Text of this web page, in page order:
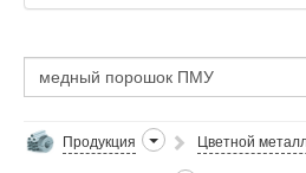
Продукция Цветной